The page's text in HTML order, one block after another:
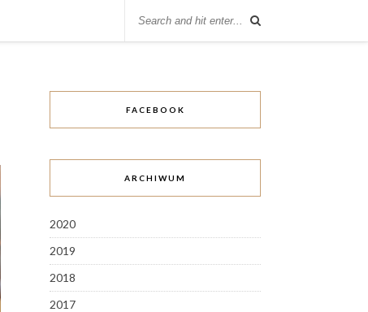
FACEBOOK
ARCHIWUM
2020
2019
2018
2017